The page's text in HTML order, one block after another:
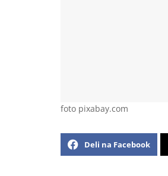
foto pixabay.com
Deli na Facebook